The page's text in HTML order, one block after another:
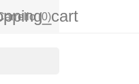
(0)